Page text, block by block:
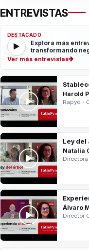
ENTREVISTAS
DESTACADO
Explora más
transformando
Ver más entrevistas
Harold
Rapyd -
Ley del
Natalia
Álvaro
Director